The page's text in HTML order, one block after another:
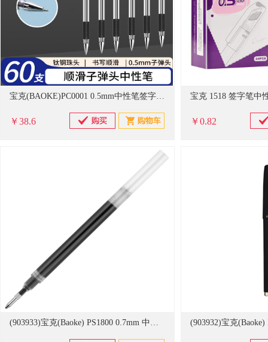
宝克(BAOKE)PC0001 0.5mm中性笔签字笔水笔 子弹头笔黑色 60支
￥38.6
宝克 1518 签字笔中
￥0.82
(903933)宝克(Baoke) PS1800 0.7mm 中性笔芯 黑色(单位：支)